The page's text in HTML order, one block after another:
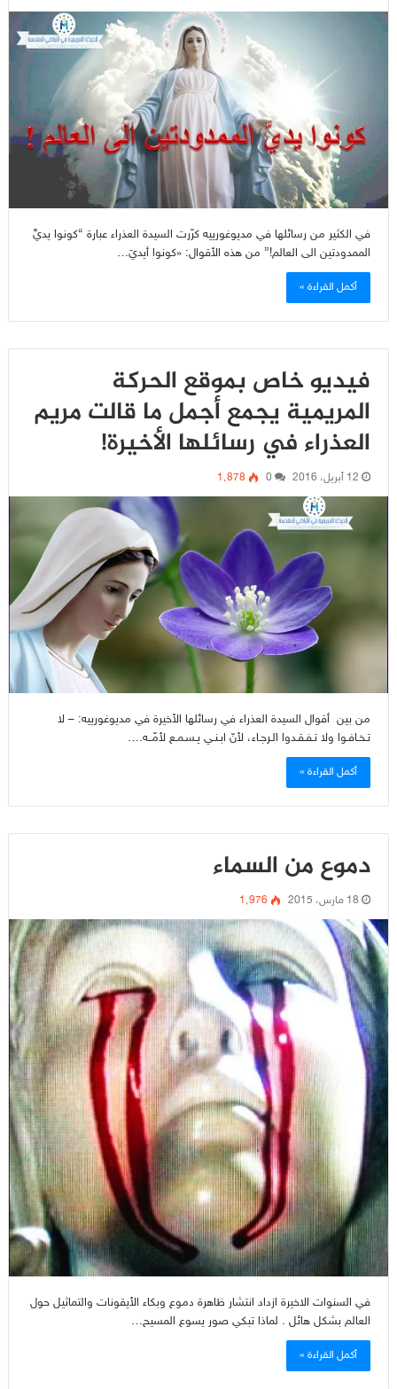
في الكثير من رسائلها في مديوغورييه كرّرت السيدة العذراء عبارة “كونوا يديَّ
الممدودتين الى العالم!” من هذه الأقوال: «كونوا أيديَ…
أكمل القراءة »
فيديو خاص بموقع الحركة
المريمية يجمع أجمل ما قالت مريم
العذراء في رسائلها الأخيرة!
12 أبريل، 2016 0 1٬878
من بين أقوال السيدة العذراء في رسائلها الأخيرة في مديوغورييه: – لا
تـخـافـوا ولا تـفـقـدوا الـرجـاء، لأنّ ابـنـي يـسـمـع لأمّــه.…
أكمل القراءة »
دموع من السماء
18 مارس، 2015 1٬976
في السنوات الاخيرة ازداد انتشار ظاهرة دموع وبكاء الأيقونات والتماثيل حول
العالم بشكل هائل . لماذا تبكي صور يسوع المسيح…
أكمل القراءة »